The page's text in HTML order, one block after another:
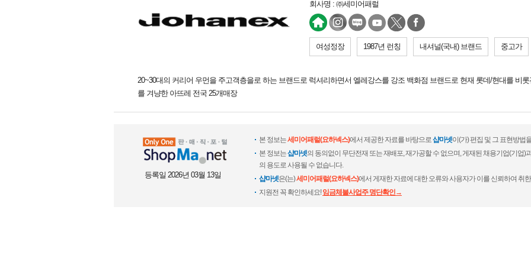
회사명 : ㈜세미어패럴
여성정장 1987년 런칭 내셔널(국내) 브랜드 중고가
20~30대의 커리어 우먼을 주고객층을로 하는 브랜드로 럭셔리하면서 엘레강스를 강조 백화점 브랜드로 현재 롯데/현대를 비
를 겨냥한 아뜨레 전국 25개매장
등록일 2026년 03월 13일
본 정보는세미어패럴(요하넥스)에서 제공한 자료를 바탕으로샵마넷이(가) 편집 및 그 표현방법
본 정보는샵마넷의 동의없이 무단전재 또는 재배포, 재가공할 수 없으며, 게재된 채용기업(기업)
의 용도로 사용될 수 없습니다.
샵마넷은(는)세미어패럴(요하넥스)에서 게재한 자료에 대한 오류와 사용자가 이를 신뢰하여 취
지원전 꼭 확인하세요!임금체불사업주 명단확인→